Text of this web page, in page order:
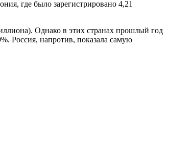
где было зарегистрировано 4,21
Однако в этих странах прошлый год
Россия, напротив, показала самую